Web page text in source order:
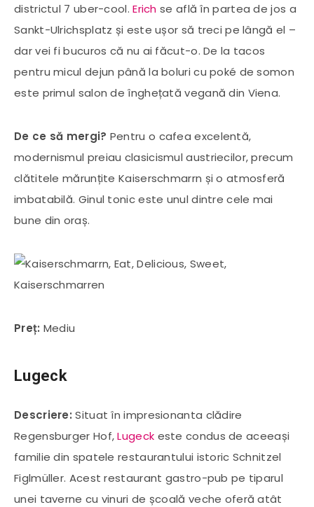
districtul 7 uber-cool.Erich se află în partea de jos a
Sankt-Ulrichsplatz și este ușor să treci pe lângă el –
dar vei fi bucuros că nu ai făcut-o. De la tacos
pentru micul dejun până la boluri cu poké de somon
este primul salon de înghețată vegană din Viena.
De ce să mergi? Pentru o cafea excelentă,
modernismul preiau clasicismul austriecilor, precum
clătitele mărunțite Kaiserschmarrn și o atmosferă
imbatabilă. Ginul tonic este unul dintre cele mai
bune din oraș.
Preț: Mediu
Lugeck
Descriere: Situat în impresionanta clădire
Regensburger Hof,Lugeck este condus de aceeași
familie din spatele restaurantului istoric Schnitzel
Figlmüller. Acest restaurant gastro-pub pe tiparul
unei taverne cu vinuri de școală veche oferă atât